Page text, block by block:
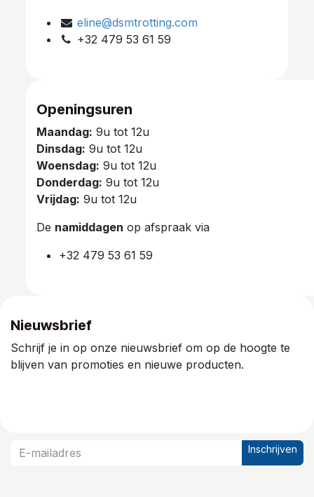
eline@dsmtrotting.com
+32 479 53 61 59
Openingsuren
Maandag: 9u tot 12u
Dinsdag: 9u tot 12u
Woensdag: 9u tot 12u
Donderdag: 9u tot 12u
Vrijdag: 9u tot 12u
De namiddagen op afspraak via
+32 479 53 61 59
Nieuwsbrief
Schrijf je in op onze nieuwsbrief om op de hoogte te
blijven van promoties en nieuwe producten.
Inschrijven